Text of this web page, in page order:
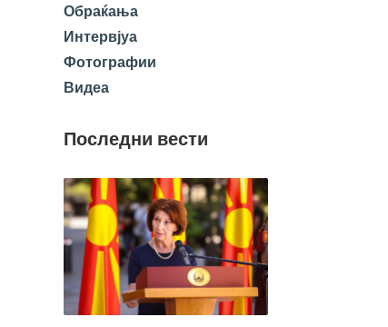
Обраќања
Интервјуа
Фотографии
Видеа
Последни вести